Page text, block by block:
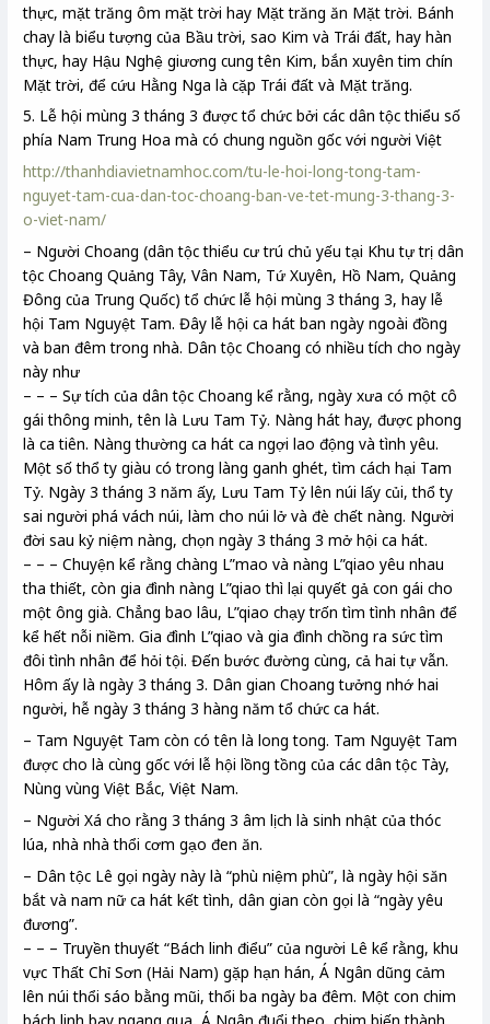
thực, mặt trăng ôm mặt trời hay Mặt trăng ăn Mặt trời. Bánh
chay là biểu tượng của Bầu trời, sao Kim và Trái đất, hay hàn
thực, hay Hậu Nghệ giương cung tên Kim, bắn xuyên tim chín
Mặt trời, để cứu Hằng Nga là cặp Trái đất và Mặt trăng.
5. Lễ hội mùng 3 tháng 3 được tổ chức bởi các dân tộc thiểu số
phía Nam Trung Hoa mà có chung nguồn gốc với người Việt
http://thanhdiavietnamhoc.com/tu-le-hoi-long-tong-tam-
nguyet-tam-cua-dan-toc-choang-ban-ve-tet-mung-3-thang-3-
o-viet-nam/
– Người Choang (dân tộc thiểu cư trú chủ yếu tại Khu tự trị dân
tộc Choang Quảng Tây, Vân Nam, Tứ Xuyên, Hồ Nam, Quảng
Đông của Trung Quốc) tổ chức lễ hội mùng 3 tháng 3, hay lễ
hội Tam Nguyệt Tam. Đây lễ hội ca hát ban ngày ngoài đồng
và ban đêm trong nhà. Dân tộc Choang có nhiều tích cho ngày
này như
– – – Sự tích của dân tộc Choang kể rằng, ngày xưa có một cô
gái thông minh, tên là Lưu Tam Tỷ. Nàng hát hay, được phong
là ca tiên. Nàng thường ca hát ca ngợi lao động và tình yêu.
Một số thổ ty giàu có trong làng ganh ghét, tìm cách hại Tam
Tỷ. Ngày 3 tháng 3 năm ấy, Lưu Tam Tỷ lên núi lấy củi, thổ ty
sai người phá vách núi, làm cho núi lở và đè chết nàng. Người
đời sau kỷ niệm nàng, chọn ngày 3 tháng 3 mở hội ca hát.
– – – Chuyện kể rằng chàng L”mao và nàng L”qiao yêu nhau
tha thiết, còn gia đình nàng L”qiao thì lại quyết gả con gái cho
một ông già. Chẳng bao lâu, L”qiao chạy trốn tìm tình nhân để
kể hết nỗi niềm. Gia đình L”qiao và gia đình chồng ra sức tìm
đôi tình nhân để hỏi tội. Đến bước đường cùng, cả hai tự vẫn.
Hôm ấy là ngày 3 tháng 3. Dân gian Choang tưởng nhớ hai
người, hễ ngày 3 tháng 3 hàng năm tổ chức ca hát.
– Tam Nguyệt Tam còn có tên là long tong. Tam Nguyệt Tam
được cho là cùng gốc với lễ hội lồng tồng của các dân tộc Tày,
Nùng vùng Việt Bắc, Việt Nam.
– Người Xá cho rằng 3 tháng 3 âm lịch là sinh nhật của thóc
lúa, nhà nhà thổi cơm gạo đen ăn.
– Dân tộc Lê gọi ngày này là “phù niệm phù”, là ngày hội săn
bắt và nam nữ ca hát kết tình, dân gian còn gọi là “ngày yêu
đương”.
– – – Truyền thuyết “Bách linh điểu” của người Lê kể rằng, khu
vực Thất Chỉ Sơn (Hải Nam) gặp hạn hán, Á Ngân dũng cảm
lên núi thổi sáo bằng mũi, thổi ba ngày ba đêm. Một con chim
bách linh bay ngang qua, Á Ngân đuổi theo, chim biến thành